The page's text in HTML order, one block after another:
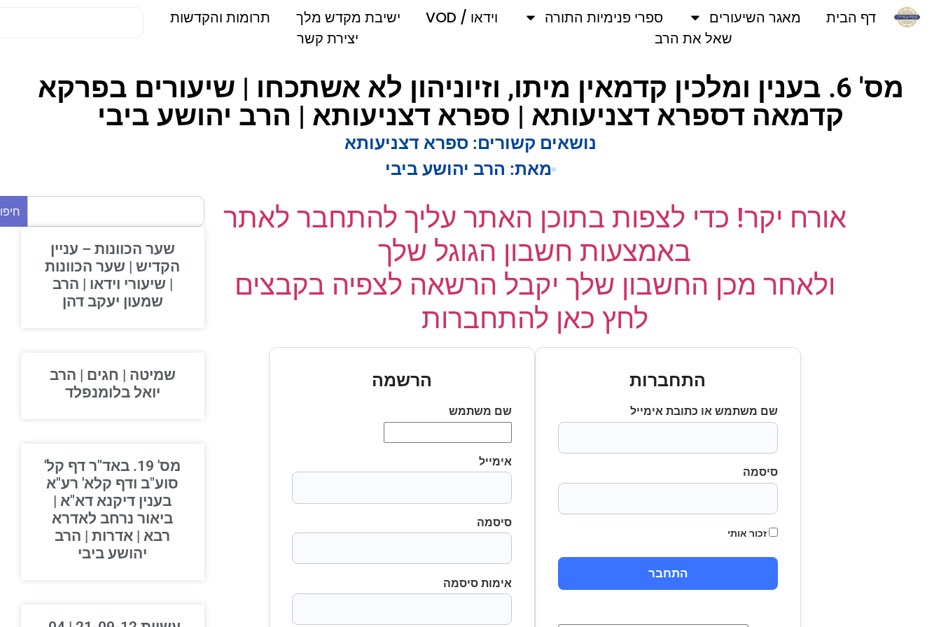
דף הבית מאגר השיעורים ספרי פנימיות התורה וידאו / VOD ישיבת מקדש מלך
תרומות והקדשות
שאל את הרב
יצירת קשר
מס' 6. בענין ומלכין קדמאין מיתו, וזיוניהון לא אשתכחו | שיעורים בפרקא
קדמאה דספרא דצניעותא | ספרא דצניעותא | הרב יהושע ביבי
נושאים קשורים: ספרא דצניעותא
מאת:הרב יהושע ביבי
אורח יקר! כדי לצפות בתוכן האתר עליך להתחבר לאתר
באמצעות חשבון הגוגל שלך
ולאחר מכן החשבון שלך יקבל הרשאה לצפיה בקבצים
לחץ כאן להתחברות
התחברות
שם משתמש או כתובת אימייל
סיסמה
זכור אותי
הרשמה
שם משתמש
אימייל
סיסמה
אימות סיסמה
חיפוש
שער הכוונות – עניין
הקדיש | שער הכוונות
| שיעורי וידאו | הרב
שמעון יעקב דהן
שמיטה | חגים | הרב
יואל בלומנפלד
מס' 19. באד"ר דף קל'
סוע"ב ודף קלא' רע"א
בענין דיקנא דא"א |
ביאור נרחב לאדרא
רבא | אדרות | הרב
יהושע ביבי